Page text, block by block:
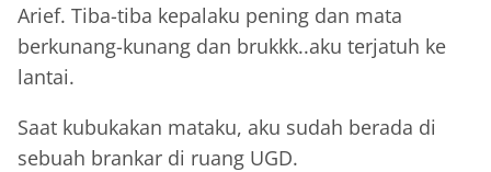
Arief. Tiba-tiba kepalaku pening dan mata
berkunang-kunang dan brukkk..aku terjatuh ke
lantai.
Saat kubukakan mataku, aku sudah berada di
sebuah brankar di ruang UGD.